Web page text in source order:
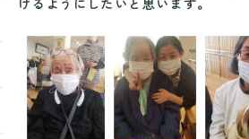
けるようにしたいと思います。